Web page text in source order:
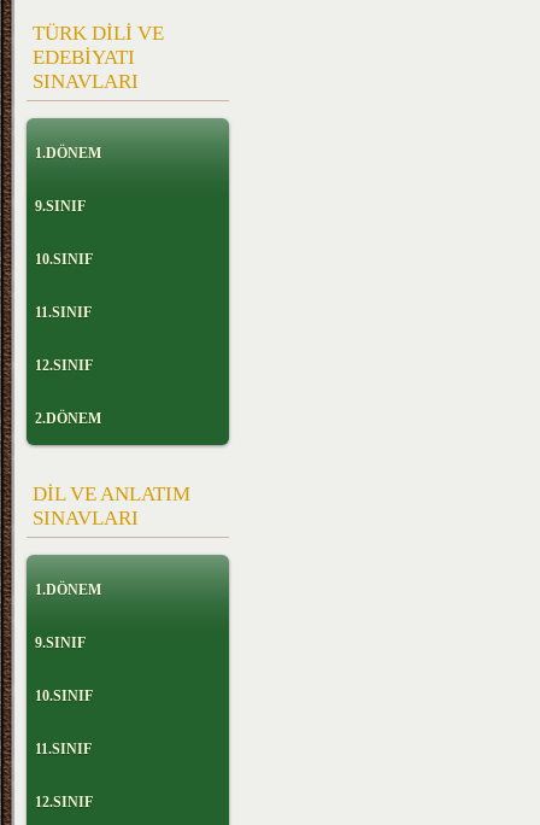
TÜRK DİLİ VE
EDEBİYATI
SINAVLARI
1.DÖNEM
9.SINIF
10.SINIF
11.SINIF
12.SINIF
2.DÖNEM
DİL VE ANLATIM
SINAVLARI
1.DÖNEM
9.SINIF
10.SINIF
11.SINIF
12.SINIF